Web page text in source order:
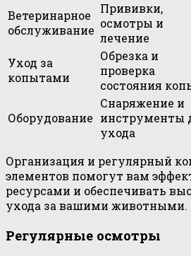
Ветеринарное
обслуживание
Прививки,
осмотры и
лечение
Уход за
копытами
Обрезка и
проверка
состояния
Оборудование
Снаряжение и
инструменты
ухода
Организация и регулярный
элементов помогут вам
ресурсами и обеспечивать
ухода за вашими животными.
Регулярные осмотры